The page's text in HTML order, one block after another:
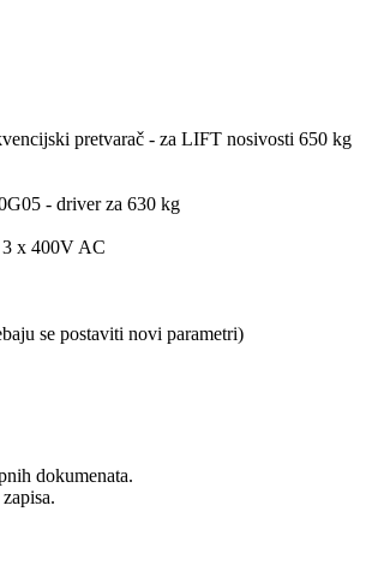
pretvarač - za LIFT nosivosti 650 kg
- driver za 630 kg
3 x 400V AC
se postaviti novi parametri)
dokumenata.